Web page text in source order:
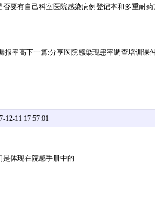
要有自己科室医院感染病例登记本和多重耐
报率高下一篇:分享医院感染现患率调查培训课
12-11 17:57:01
体现在院感手册中的